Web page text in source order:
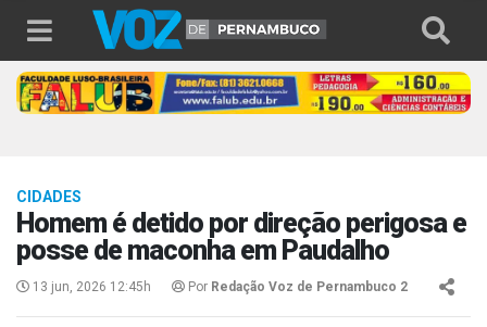
CIDADES
Homem é detido por direção perigosa e
posse de maconha em Paudalho
13 jun, 2026 12:45h Por Redação Voz de Pernambuco 2